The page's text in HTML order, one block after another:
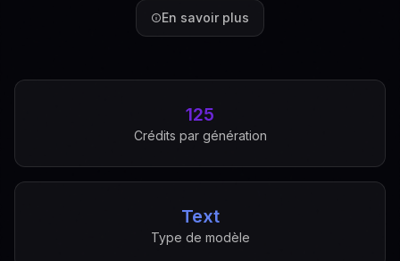
En savoir plus
125
Crédits par génération
Text
Type de modèle